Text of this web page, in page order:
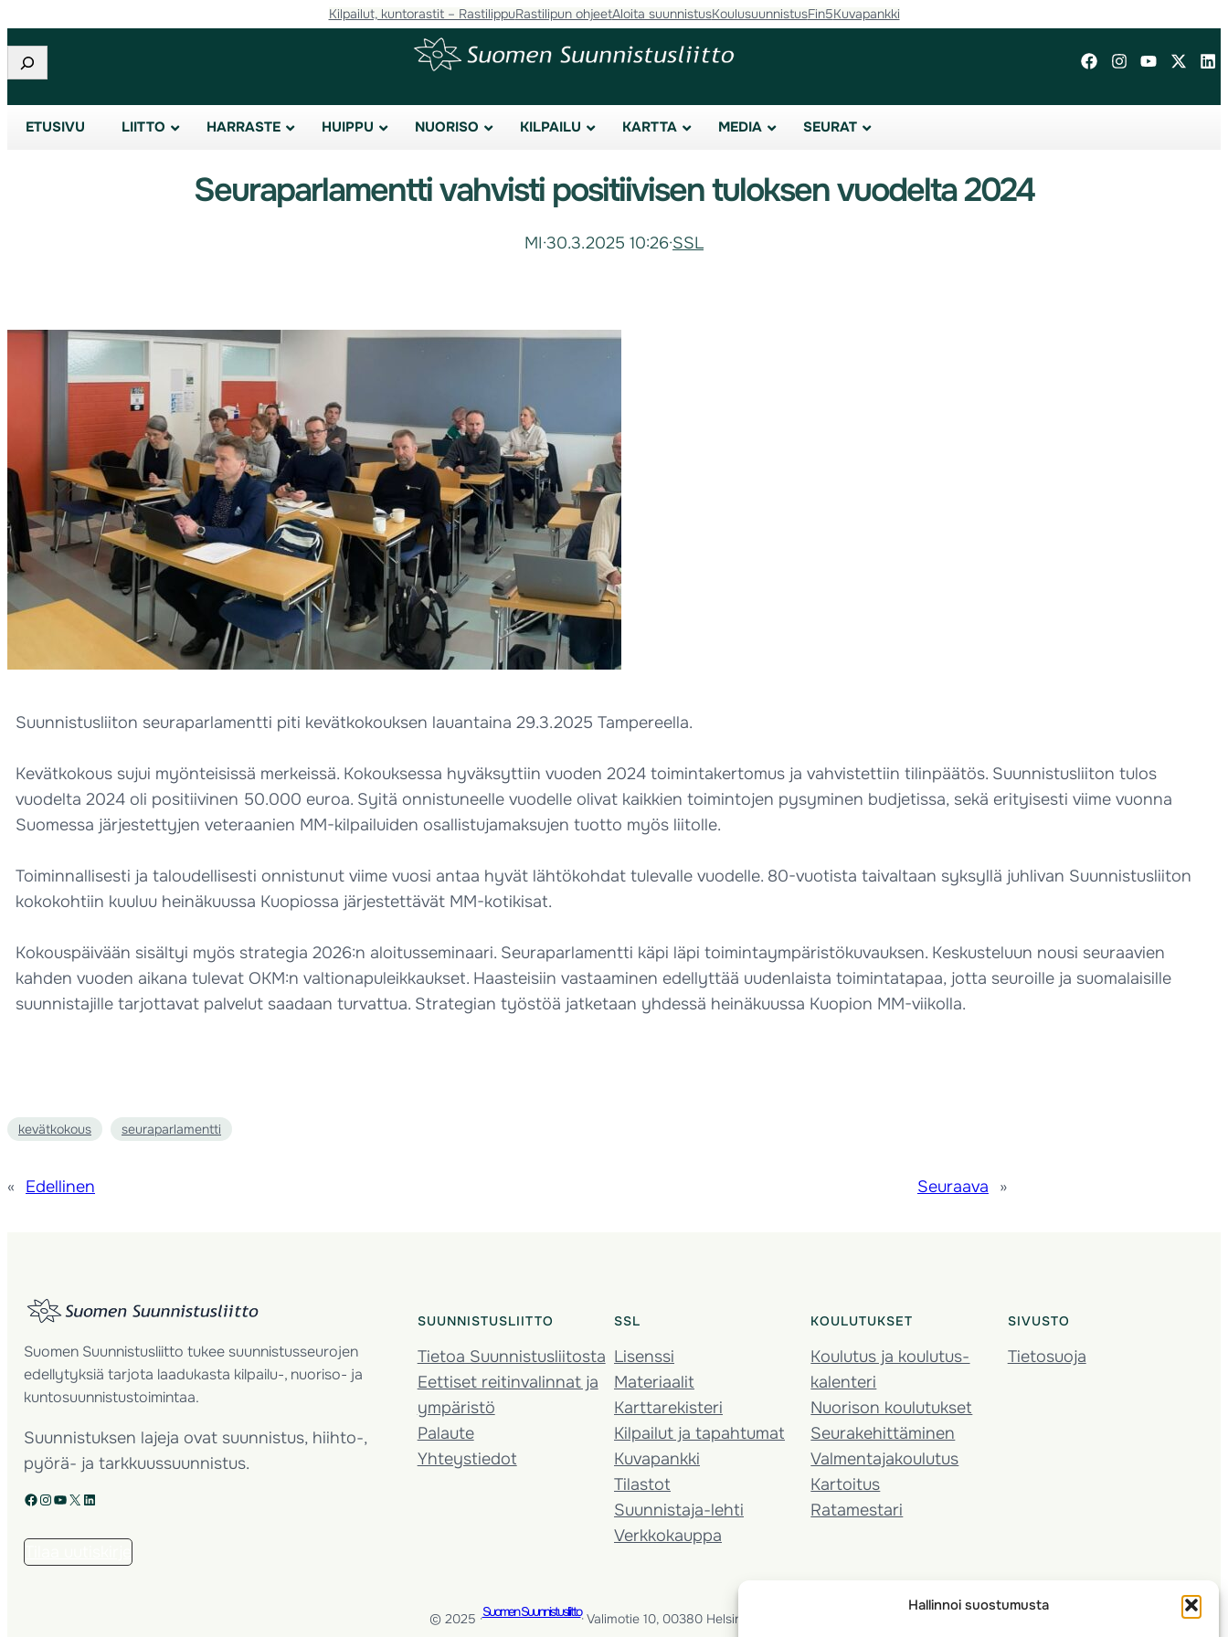
Hallinnoi suostumusta
Kilpailut, kuntorastit – RastilippuRastilipun ohjeetAloita suunnistusKoulusuunnistusFin5Kuvapankki
Etsi
ETUSIVU LIITTO HARRASTE HUIPPU NUORISO KILPAILU KARTTA MEDIA SEURAT
Seuraparlamentti vahvisti positiivisen tuloksen vuodelta 2024
MI·30.3.2025 10:26·SSL
Suunnistusliiton seuraparlamentti piti kevätkokouksen lauantaina 29.3.2025 Tampereella.
Kevätkokous sujui myönteisissä merkeissä. Kokouksessa hyväksyttiin vuoden 2024 toimintakertomus ja vahvistettiin tilinpäätös. Suunnistusliiton tulos
vuodelta 2024 oli positiivinen 50.000 euroa. Syitä onnistuneelle vuodelle olivat kaikkien toimintojen pysyminen budjetissa, sekä erityisesti viime vuonna
Suomessa järjestettyjen veteraanien MM-kilpailuiden osallistujamaksujen tuotto myös liitolle.
Toiminnallisesti ja taloudellisesti onnistunut viime vuosi antaa hyvät lähtökohdat tulevalle vuodelle. 80-vuotista taivaltaan syksyllä juhlivan Suunnistusliiton
kokokohtiin kuuluu heinäkuussa Kuopiossa järjestettävät MM-kotikisat.
Kokouspäivään sisältyi myös strategia 2026:n aloitusseminaari. Seuraparlamentti käpi läpi toimintaympäristökuvauksen. Keskusteluun nousi seuraavien
kahden vuoden aikana tulevat OKM:n valtionapuleikkaukset. Haasteisiin vastaaminen edellyttää uudenlaista toimintatapaa, jotta seuroille ja suomalaisille
suunnistajille tarjottavat palvelut saadaan turvattua. Strategian työstöä jatketaan yhdessä heinäkuussa Kuopion MM-viikolla.
kevätkokous seuraparlamentti
« Edellinen Seuraava »
Suomen Suunnistusliitto tukee suunnistusseurojen
edellytyksiä tarjota laadukasta kilpailu-, nuoriso- ja
kuntosuunnistustoimintaa.
Suunnistuksen lajeja ovat suunnistus, hiihto-,
pyörä- ja tarkkuussuunnistus.
Facebook Instagram YouTube X LinkedIn
SUUNNISTUSLIITTO
Tietoa Suunnistusliitosta
Eettiset reitinvalinnat ja
ympäristö
Palaute
Yhteystiedot
SSL
Lisenssi
Materiaalit
Karttarekisteri
Kilpailut ja tapahtumat
Kuvapankki
Tilastot
Suunnistaja-lehti
Verkkokauppa
KOULUTUKSET
Koulutus ja koulutus­
kalenteri
Nuorison koulutukset
Seura­kehittäminen
Valmentaja­koulutus
Kartoitus
Ratamestari
SIVUSTO
Tietosuoja
© 2025 ·Suomen Suunnistusliitto· Valimotie 10, 00380 Helsinki, Finland